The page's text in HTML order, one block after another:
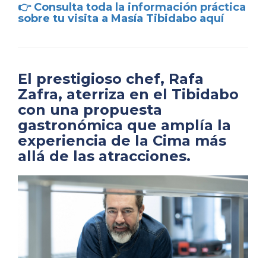
👉 Consulta toda la información práctica
sobre tu visita a Masía Tibidabo aquí
El prestigioso chef, Rafa
Zafra, aterriza en el Tibidabo
con una propuesta
gastronómica que amplía la
experiencia de la Cima más
allá de las atracciones.